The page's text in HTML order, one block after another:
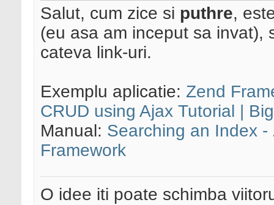
Salut, cum zice si puthre,
(eu asa am inceput sa invat),
cateva link-uri.
Exemplu aplicatie: Zend
CRUD using Ajax Tutorial |
Manual: Searching an Index
Framework
O idee iti poate schimba